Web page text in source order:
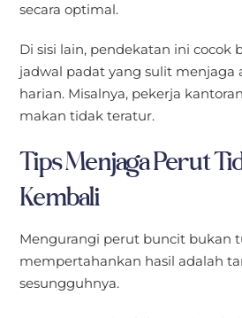
secara optimal.
Di sisi lain, pendekatan ini cocok
jadwal padat yang sulit menjaga
harian. Misalnya, pekerja
makan tidak teratur.
Tips Menjaga Perut
Kembali
Mengurangi perut buncit bukan
mempertahankan hasil adalah
sesungguhnya.